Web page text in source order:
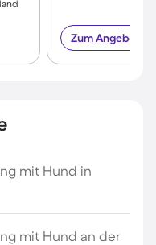
Zum Angebot
mit Hund in
mit Hund an der